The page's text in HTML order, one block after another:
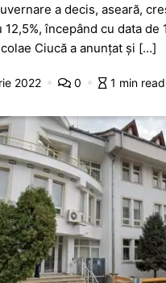
s
s
e
g
er
itt
er
e
gr
a
m
s
s
a
e
je
a
z
ă
a decis, aseară,
începând cu data de
Ciucă a anunțat și […]
2022 0 1 min read